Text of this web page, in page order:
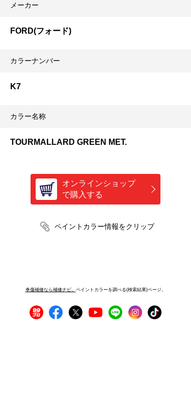
メーカー
FORD(フォード)
カラーナンバー
K7
カラー名称
TOURMALLARD GREEN MET.
オンラインショップ
で購入する
車傷補修なら補修ナビ。 ペイントカラーを調べる(検索結果)ページ。